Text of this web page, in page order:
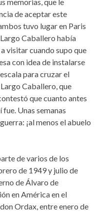
memorias, que le
de aceptar este
tuvo lugar en Paris
Caballero había
visitar cuando supo que
con idea de instalarse
para cruzar el
Caballero, que
que cuanto antes
Unas semanas
¡al menos el abuelo
de varios de los
de 1949 y julio de
de Álvaro de
en América en el
Ordax, entre enero de